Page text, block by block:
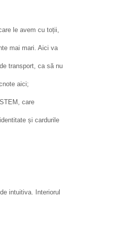
le avem cu toții,
mai mari. Aici va
transport, ca să nu
aici;
care
și cardurile
intuitiva. Interiorul